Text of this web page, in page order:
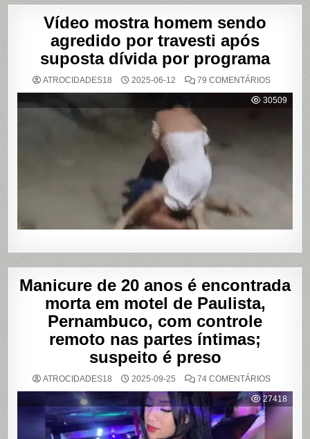
Vídeo mostra homem sendo
agredido por travesti após
suposta dívida por programa
ATROCIDADES18 2025-06-12 79 COMENTÁRIOSEM
MOSTRA
HOMEM
30509
Manicure de 20 anos é encontrada
morta em motel de Paulista,
Pernambuco, com controle
remoto nas partes íntimas;
suspeito é preso
ATROCIDADES18 2025-09-25 74 COMENTÁRIOSEM
DE
20
ANOS
27418